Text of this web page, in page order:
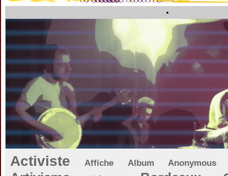
Activiste Affiche Album Anonymous